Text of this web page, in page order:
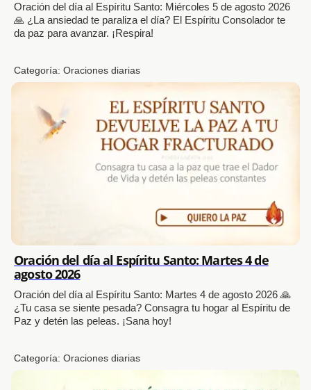
Oración del día al Espíritu Santo: Miércoles 5 de agosto 2026
🙏 ¿La ansiedad te paraliza el día? El Espíritu Consolador te
da paz para avanzar. ¡Respira!
Categoría:Oraciones diarias
Oración del día al Espíritu Santo: Martes 4 de
agosto 2026
Oración del día al Espíritu Santo: Martes 4 de agosto 2026 🙏
¿Tu casa se siente pesada? Consagra tu hogar al Espíritu de
Paz y detén las peleas. ¡Sana hoy!
Categoría:Oraciones diarias